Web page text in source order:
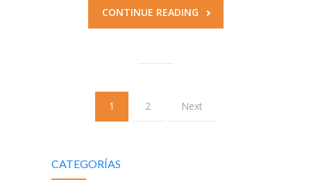
CONTINUE READING
1 2 Next
CATEGORÍAS